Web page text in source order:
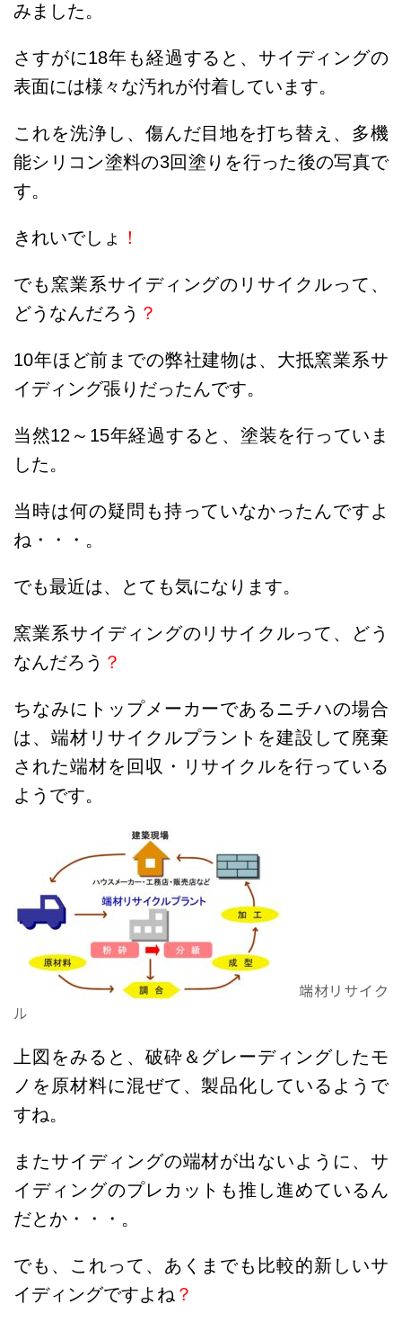
みました。
さすがに18年も経過すると、サイディングの
表面には様々な汚れが付着しています。
これを洗浄し、傷んだ目地を打ち替え、多機
能シリコン塗料の3回塗りを行った後の写真で
す。
きれいでしょ ！
でも窯業系サイディングのリサイクルって、
どうなんだろう ？
10年ほど前までの弊社建物は、大抵窯業系サ
イディング張りだったんです。
当然12～15年経過すると、塗装を行っていま
した。
当時は何の疑問も持っていなかったんですよ
ね・・・。
でも最近は、とても気になります。
窯業系サイディングのリサイクルって、どう
なんだろう ？
ちなみにトップメーカーであるニチハの場合
は、端材リサイクルプラントを建設して廃棄
された端材を回収・リサイクルを行っている
ようです。
端材リサイク
ル
上図をみると、破砕＆グレーディングしたモ
ノを原材料に混ぜて、製品化しているようで
すね。
またサイディングの端材が出ないように、サ
イディングのプレカットも推し進めているん
だとか・・・。
でも、これって、あくまでも比較的新しいサ
イディングですよね ？